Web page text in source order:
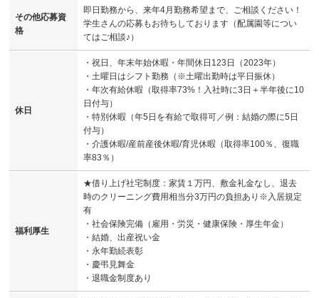
その他応募資
格
即日勤務から、来年4月勤務希望まで、ご相談ください！
学生さんの応募もお待ちしております（配属園等につい
てはご相談♪）
休日
・祝日、年末年始休暇・年間休日123日（2023年）
・土曜日はシフト勤務（※土曜出勤時は平日振休）
・年次有給休暇（取得率73%！入社時に3日＋半年後に10
日付与）
・特別休暇（年5日を有給で取得可／例：結婚の際に5日
付与）
・介護休暇/産前産後休暇/育児休暇（取得率100％、復職
率83％）
福利厚生
★借り上げ社宅制度：家賃１万円、敷金礼金なし、退去
時のクリーニング費用相当分3万円の負担あり※入居規定
有
・社会保険完備（雇用・労災・健康保険・厚生年金）
・結婚、出産祝い金
・永年勤続表彰
・慶弔見舞金
・退職金制度あり